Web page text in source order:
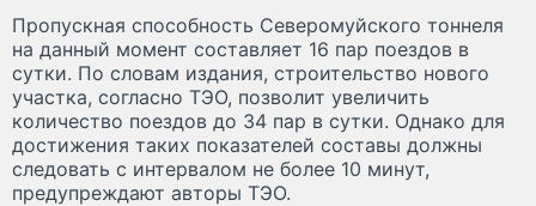
Пропускная способность Северомуйского тоннеля
на данный момент составляет 16 пар поездов в
сутки. По словам издания, строительство нового
участка, согласно ТЭО, позволит увеличить
количество поездов до 34 пар в сутки. Однако для
достижения таких показателей составы должны
следовать с интервалом не более 10 минут,
предупреждают авторы ТЭО.